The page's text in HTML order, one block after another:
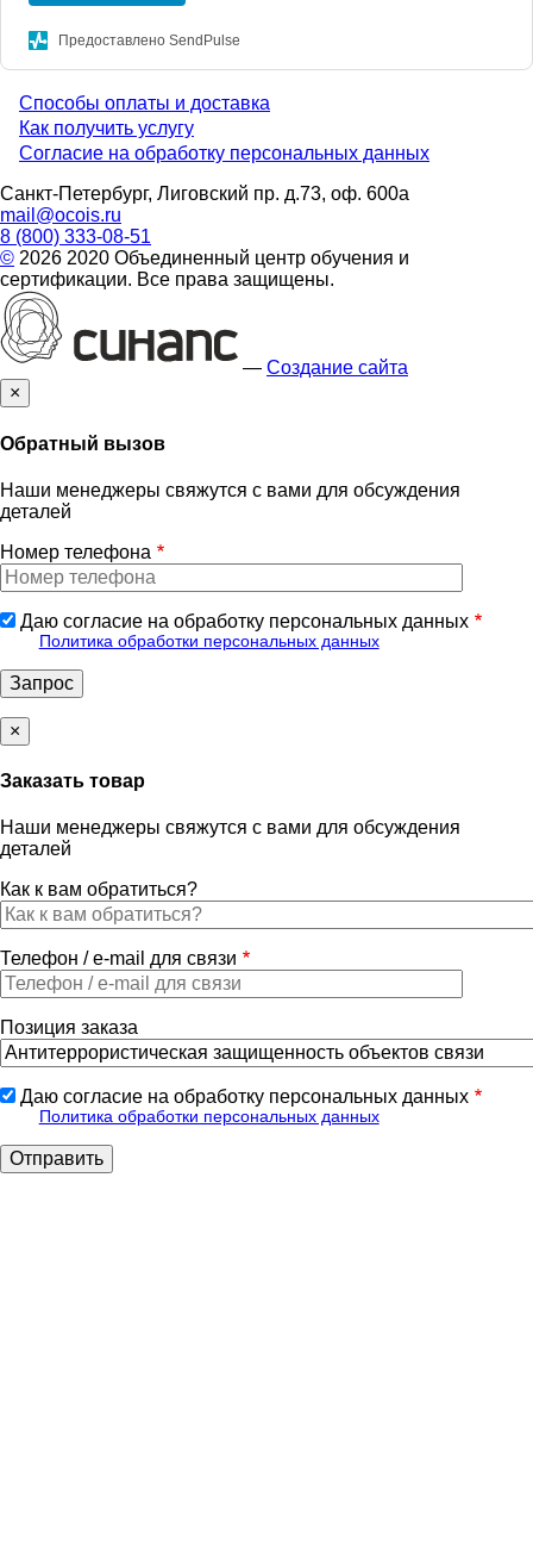
Предоставлено SendPulse
Menu
footer
Способы оплаты и доставка
Как получить услугу
Согласие на обработку персональных данных
Санкт-Петербург, Лиговский пр. д.73, оф. 600а
mail@ocois.ru
8 (800) 333-08-51
© 2026 2020 Объединенный центр обучения и
сертификации. Все права защищены.
— Создание сайта
×
Обратный вызов
Наши менеджеры свяжутся с вами для обсуждения
деталей
Номер телефона
Даю согласие на обработку персональных данных
Политика обработки персональных данных
×
Заказать товар
Наши менеджеры свяжутся с вами для обсуждения
деталей
Как к вам обратиться?
Телефон / e-mail для связи
Позиция заказа
Даю согласие на обработку персональных данных
Политика обработки персональных данных